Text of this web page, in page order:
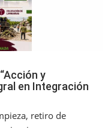
y
en Integración
retiro de